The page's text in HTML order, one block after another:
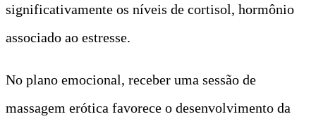
significativamente os níveis de cortisol, hormônio
associado ao estresse.
No plano emocional, receber uma sessão de
massagem erótica favorece o desenvolvimento da